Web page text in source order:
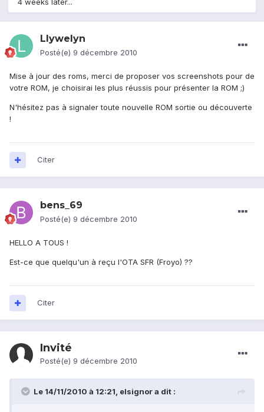
4 weeks later...
Llywelyn
Posté(e) 9 décembre 2010
Mise à jour des roms, merci de proposer vos screenshots pour de
votre ROM, je choisirai les plus réussis pour présenter la ROM ;)
N'hésitez pas à signaler toute nouvelle ROM sortie ou découverte
!
Citer
bens_69
Posté(e) 9 décembre 2010
HELLO A TOUS !
Est-ce que quelqu'un à reçu l'OTA SFR (Froyo) ??
Citer
Invité
Posté(e) 9 décembre 2010
Le 14/11/2010 à 12:21, elsignor a dit :